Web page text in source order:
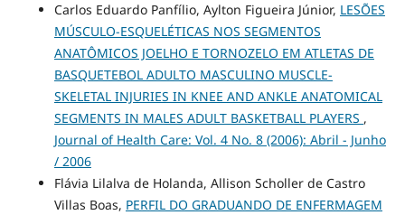
Carlos Eduardo Panfílio, Aylton Figueira Júnior, LESÕES
MÚSCULO-ESQUELÉTICAS NOS SEGMENTOS
ANATÔMICOS JOELHO E TORNOZELO EM ATLETAS DE
BASQUETEBOL ADULTO MASCULINO MUSCLE-
SKELETAL INJURIES IN KNEE AND ANKLE ANATOMICAL
SEGMENTS IN MALES ADULT BASKETBALL PLAYERS ,
Journal of Health Care: Vol. 4 No. 8 (2006): Abril - Junho
/ 2006
Flávia Lilalva de Holanda, Allison Scholler de Castro
Villas Boas, PERFIL DO GRADUANDO DE ENFERMAGEM